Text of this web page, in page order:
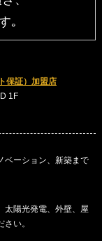
｡
保証）加盟店
1F
ベーション、新築まで
太陽光発電、外壁、屋
い。